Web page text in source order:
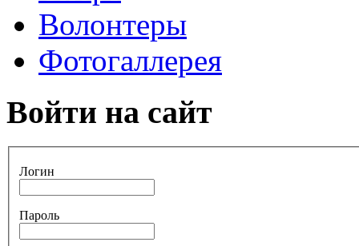
Волонтеры
Фотогаллерея
Войти на сайт
Логин
Пароль